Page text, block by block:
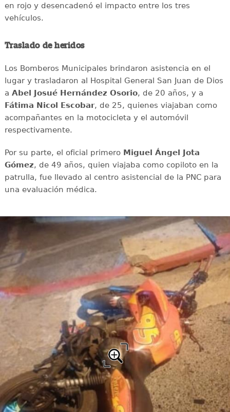
en rojo y desencadenó el impacto entre los tres
vehículos.
Traslado de heridos
Los Bomberos Municipales brindaron asistencia en el
lugar y trasladaron al Hospital General San Juan de Dios
a Abel Josué Hernández Osorio, de 20 años, y a
Fátima Nicol Escobar, de 25, quienes viajaban como
acompañantes en la motocicleta y el automóvil
respectivamente.
Por su parte, el oficial primero Miguel Ángel Jota
Gómez, de 49 años, quien viajaba como copiloto en la
patrulla, fue llevado al centro asistencial de la PNC para
una evaluación médica.